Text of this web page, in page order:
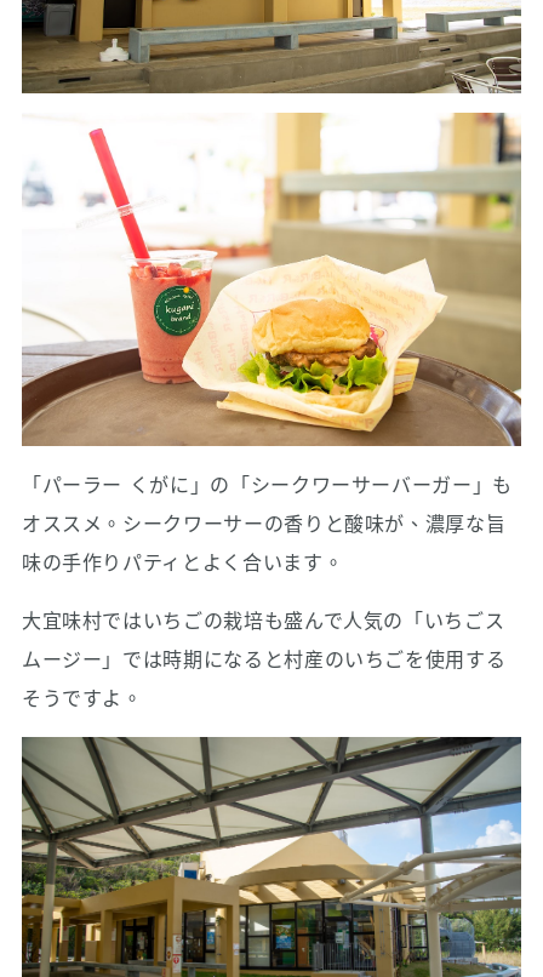
「パーラー くがに」の「シークワーサーバーガー」も
オススメ。シークワーサーの香りと酸味が、濃厚な旨
味の手作りパティとよく合います。
大宜味村ではいちごの栽培も盛んで人気の「いちごス
ムージー」では時期になると村産のいちごを使用する
そうですよ。